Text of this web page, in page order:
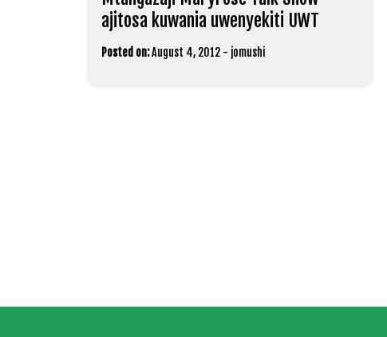
ajitosa kuwania uwenyekiti UWT
Posted on:August 4, 2012 - jomushi